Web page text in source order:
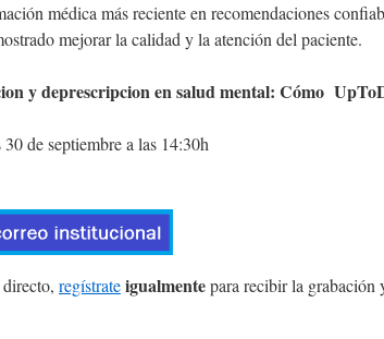
médica más reciente en recomendaciones
mejorar la calidad y la atención del paciente.
y deprescripcion en salud mental: Cómo
de septiembre a las 14:30h
regístrateigualmentepara recibir la grabación